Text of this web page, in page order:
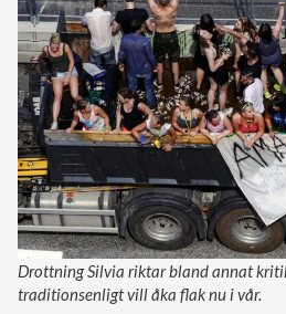
Drottning Silvia riktar bland annat
traditionsenligt vill åka flak nu i vår.